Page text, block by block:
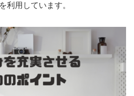
利用しています。